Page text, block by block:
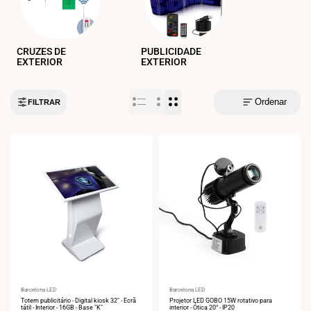
CRUZES DE
EXTERIOR
PUBLICIDADE
EXTERIOR
FILTRAR Ordenar
Fornecedor:
Barcelona LED
Totem publicitário - Digital kiosk 32" - Ecrã
tátil - Interior - 16GB - Base "K"
Fornecedor:
Barcelona LED
Projetor LED GOBO 15W rotativo para
interior - Ótica 20° - IP20